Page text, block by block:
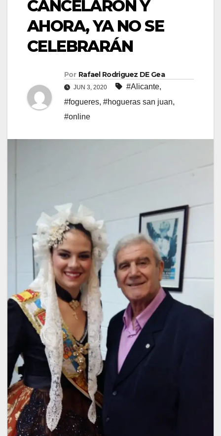
CANCELARON Y
AHORA, YA NO SE
CELEBRARÁN
Por Rafael Rodriguez DE Gea
JUN 3, 2020 #Alicante,
#fogueres, #hogueras san juan,
#online